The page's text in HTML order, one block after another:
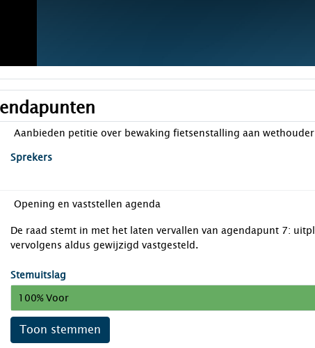
Aanbieden petitie over bewaking fietsenstalling aan
Sprekers
Opening en vaststellen agenda
De raad stemt in met het laten vervallen van agendapunt 7:
vervolgens aldus gewijzigd vastgesteld.
Stemuitslag
100% Voor
Toon stemmen